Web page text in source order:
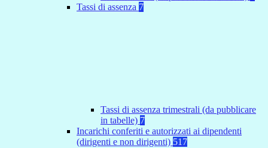
Tassi di assenza 7
Tassi di assenza trimestrali (da pubblicare
in tabelle) 7
Incarichi conferiti e autorizzati ai dipendenti
(dirigenti e non dirigenti) 517